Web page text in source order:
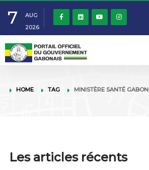
7
AUG
2026
HOME TAG MINISTÈRE SANTÉ GABON
Les articles récents